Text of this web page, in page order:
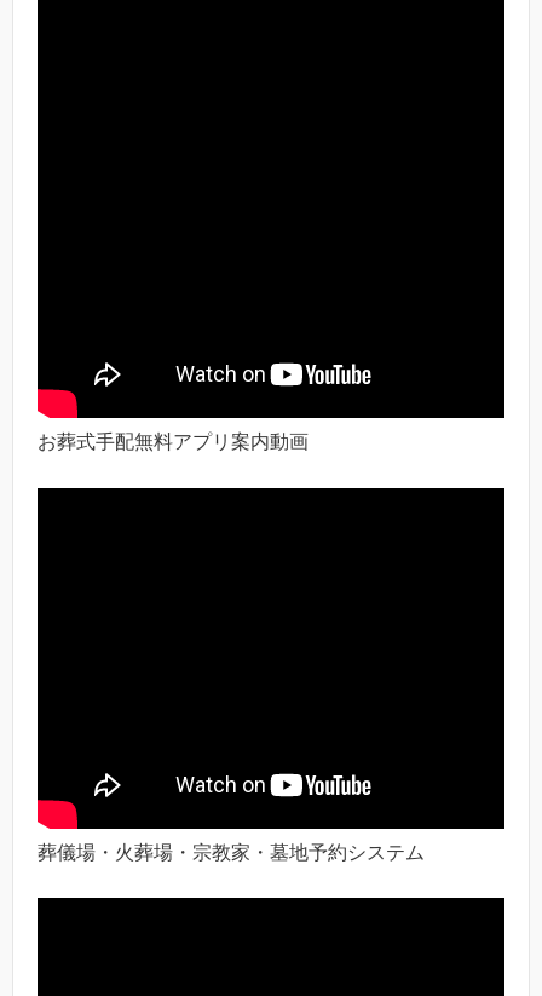
お葬式手配無料アプリ案内動画
葬儀場・火葬場・宗教家・墓地予約システム